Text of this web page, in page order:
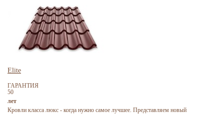
Elite
ГАРАНТИЯ
50
лет
Кровли класса люкс - когда нужно самое лучшее. Представляем новый